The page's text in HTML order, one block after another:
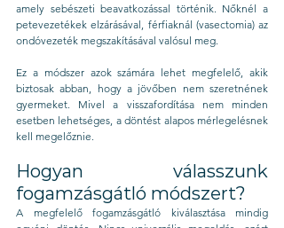
amely sebészeti beavatkozással történik. Nőknél a
petevezetékek elzárásával, férfiaknál (vasectomia) az
ondóvezeték megszakításával valósul meg.
Ez a módszer azok számára lehet megfelelő, akik
biztosak abban, hogy a jövőben nem szeretnének
gyermeket. Mivel a visszafordítása nem minden
esetben lehetséges, a döntést alapos mérlegelésnek
kell megelőznie.
Hogyan válasszunk
fogamzásgátló módszert?
A megfelelő fogamzásgátló kiválasztása mindig